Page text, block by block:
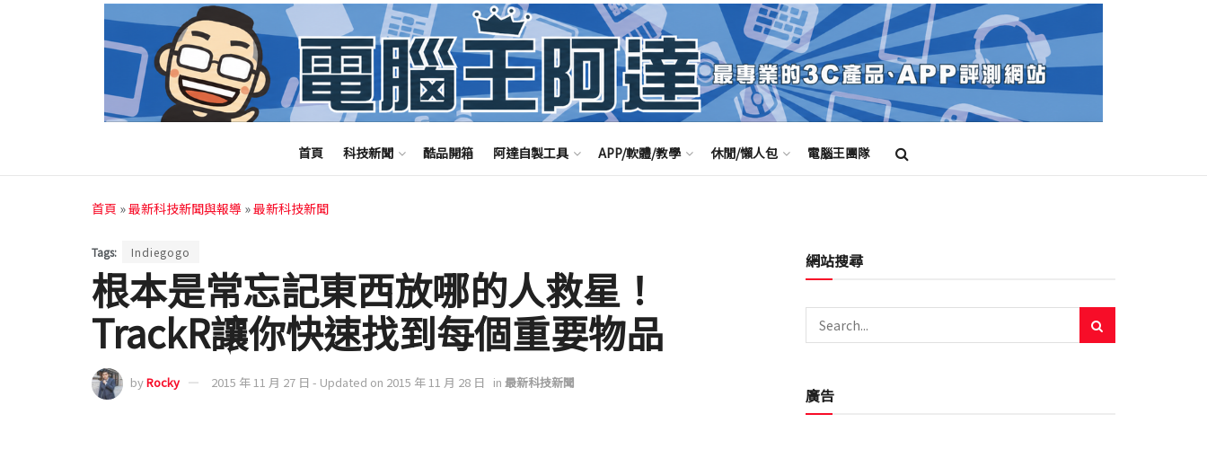
首頁 科技新聞 酷品開箱 阿達自製工具 APP/軟體/教學 休閒/懶人包 電腦王團隊
首頁 »最新科技新聞與報導 »最新科技新聞
Tags: Indiegogo
根本是常忘記東西放哪的人救星！
TrackR讓你快速找到每個重要物品
byRocky 2015 年 11 月 27 日 - Updated on 2015 年 11 月 28 日 in 最新科技新聞
網站搜尋
廣告